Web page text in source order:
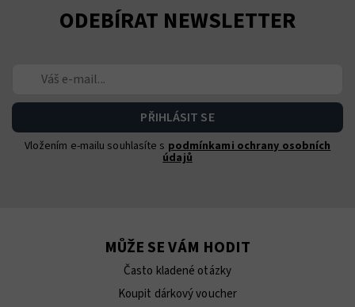
ODEBÍRAT NEWSLETTER
Vložením e-mailu souhlasíte s podmínkami ochrany osobních
údajů
MŮŽE SE VÁM HODIT
Často kladené otázky
Koupit dárkový voucher